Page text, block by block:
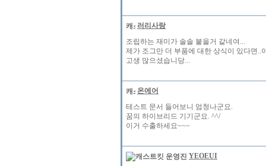
러리사랑
조립하는 재미가 솔솔 붙을거 같네여...
제가 조그만 더 부품에 대한 상식이 있다면
고생 많으셨습니당...
온에어
테스트 문서 들어보니 엄청나군요.
꿈의 하이브리드 기기군요. ^^/
이거 수출하세요~~~
YEOEUI